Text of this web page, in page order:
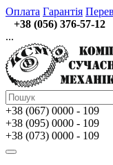
Оплата Гарантія
+38 (056) 376-57-12
...
+38 (067) 0000 - 109
+38 (095) 0000 - 109
+38 (073) 0000 - 109